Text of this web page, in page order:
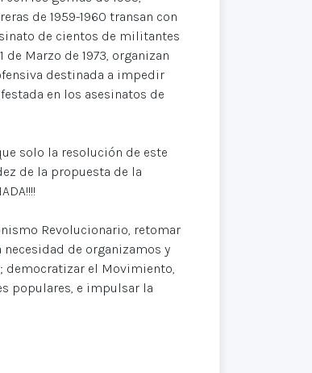
de 1959-1960 transan con
de cientos de militantes
Marzo de 1973, organizan
destinada a impedir
en los asesinatos de
solo la resolución de este
de la propuesta de la
Revolucionario, retomar
de organizamos y
democratizar el Movimiento,
populares, e impulsar la